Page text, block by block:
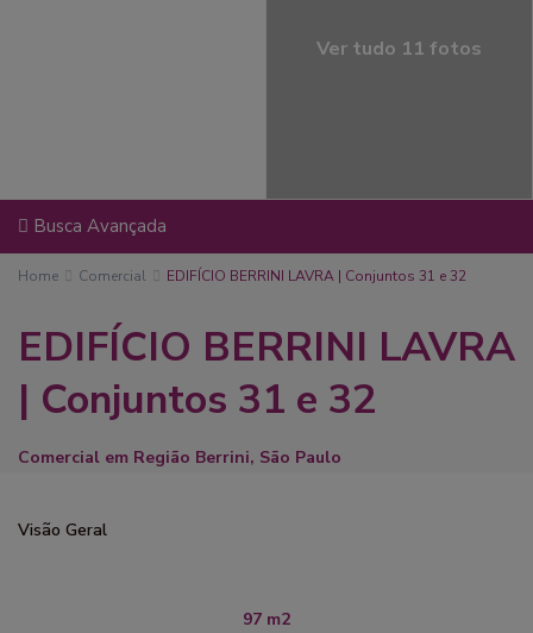
Ver tudo 11 fotos
Busca Avançada
Home Comercial EDIFÍCIO BERRINI LAVRA | Conjuntos 31 e 32
EDIFÍCIO BERRINI LAVRA
| Conjuntos 31 e 32
Comercial em Região Berrini, São Paulo
Visão Geral
97 m2